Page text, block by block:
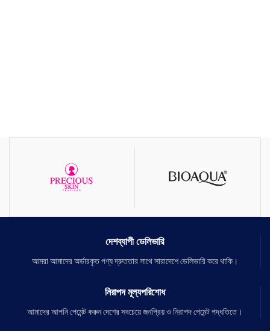
দেশব্যাপী ডেলিভারি
আমরা আমাদের অর্ডারকৃত পণ্য দ্রুততার সাথে সারাদেশে ডেলিভারি করে থাকি।
নিরাপদ মূল্যপরিশোধ
আমাদের আপনি পেমেন্ট করুন দেশের সবচেয়ে জনপ্রিয় ও নিরাপদ পেমেন্ট পদ্ধতিতে।